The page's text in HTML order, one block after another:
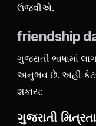
ઉજવીએ.
friendship
ગુજરાતી ભાષામાં
અનુભવ છે. અહીં
શકાય:
ગુજરાતી